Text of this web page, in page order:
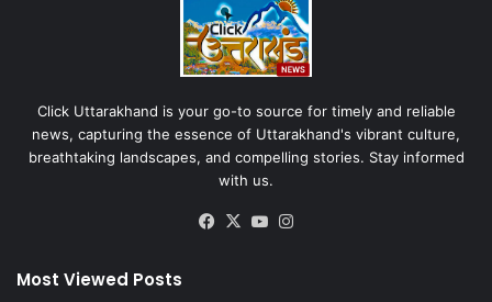
Click Uttarakhand is your go-to source for timely and reliable
news, capturing the essence of Uttarakhand's vibrant culture,
breathtaking landscapes, and compelling stories. Stay informed
with us.
Facebook
X YouTube
Most Viewed Posts